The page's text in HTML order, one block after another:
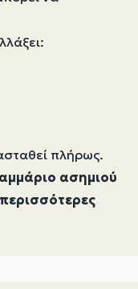
πλήρως.
ασημιού